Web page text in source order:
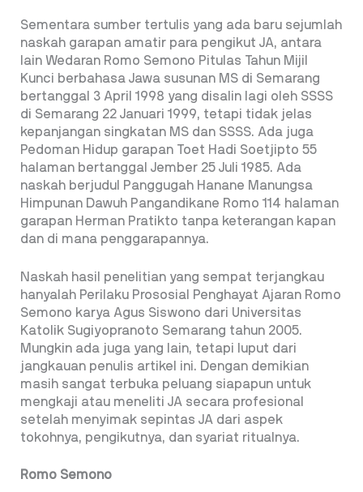
Sementara sumber tertulis yang ada baru sejumlah
naskah garapan amatir para pengikut JA, antara
lain Wedaran Romo Semono Pitulas Tahun Mijil
Kunci berbahasa Jawa susunan MS di Semarang
bertanggal 3 April 1998 yang disalin lagi oleh SSSS
di Semarang 22 Januari 1999, tetapi tidak jelas
kepanjangan singkatan MS dan SSSS. Ada juga
Pedoman Hidup garapan Toet Hadi Soetjipto 55
halaman bertanggal Jember 25 Juli 1985. Ada
naskah berjudul Panggugah Hanane Manungsa
Himpunan Dawuh Pangandikane Romo 114 halaman
garapan Herman Pratikto tanpa keterangan kapan
dan di mana penggarapannya.
Naskah hasil penelitian yang sempat terjangkau
hanyalah Perilaku Prososial Penghayat Ajaran Romo
Semono karya Agus Siswono dari Universitas
Katolik Sugiyopranoto Semarang tahun 2005.
Mungkin ada juga yang lain, tetapi luput dari
jangkauan penulis artikel ini. Dengan demikian
masih sangat terbuka peluang siapapun untuk
mengkaji atau meneliti JA secara profesional
setelah menyimak sepintas JA dari aspek
tokohnya, pengikutnya, dan syariat ritualnya.
Romo Semono